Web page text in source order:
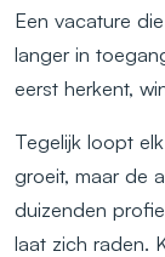
Een vacature
langer in
eerst herkent,
Tegelijk loopt
groeit, maar de
duizenden
laat zich raden.